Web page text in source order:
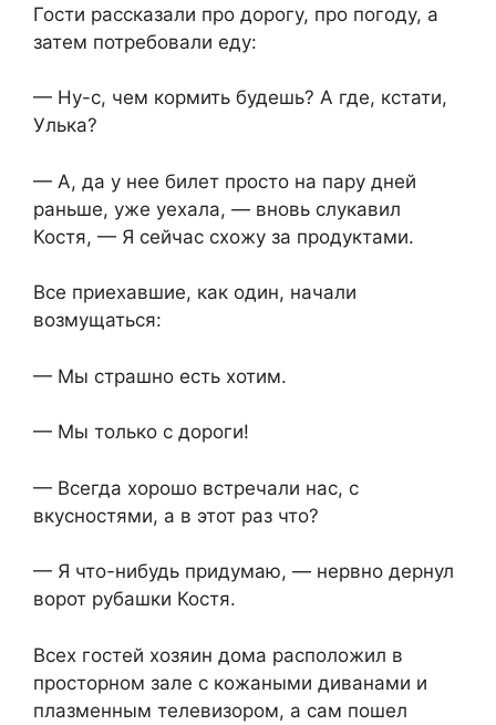
Гости рассказали про дорогу, про погоду, а
затем потребовали еду:
— Ну-с, чем кормить будешь? А где, кстати,
Улька?
— А, да у нее билет просто на пару дней
раньше, уже уехала, — вновь слукавил
Костя, — Я сейчас схожу за продуктами.
Все приехавшие, как один, начали
возмущаться:
— Мы страшно есть хотим.
— Мы только с дороги!
— Всегда хорошо встречали нас, с
вкусностями, а в этот раз что?
— Я что-нибудь придумаю, — нервно дернул
ворот рубашки Костя.
Всех гостей хозяин дома расположил в
просторном зале с кожаными диванами и
плазменным телевизором, а сам пошел